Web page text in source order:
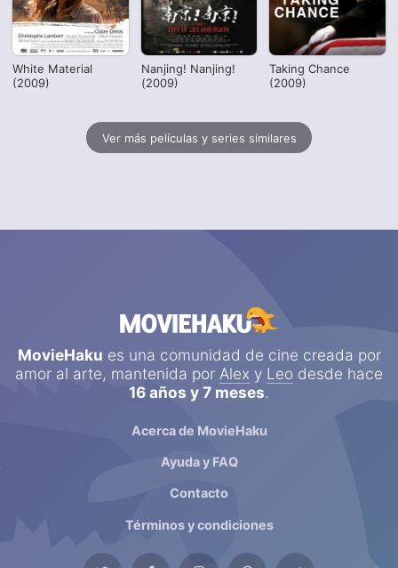
White Material
(2009)
Nanjing! Nanjing!
(2009)
Taking Chance
(2009)
Ver más películas y series similares
MovieHaku es una comunidad de cine creada por
amor al arte, mantenida por Alex y Leo desde hace
16 años y 7 meses.
Acerca de MovieHaku
Ayuda y FAQ
Contacto
Términos y condiciones